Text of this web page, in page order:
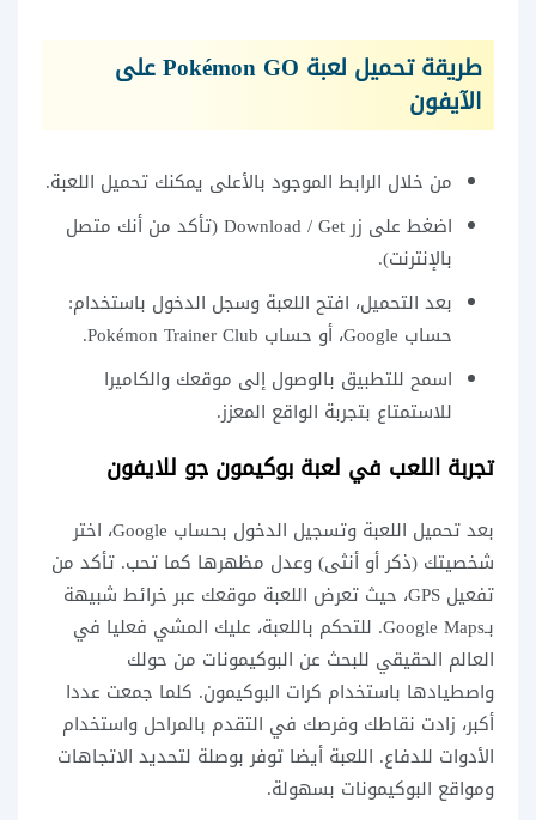
طريقة تحميل لعبة Pokémon GO على
الآيفون
من خلال الرابط الموجود بالأعلى يمكنك تحميل اللعبة.
اضغط على زر Download / Get (تأكد من أنك متصل
بالإنترنت).
بعد التحميل، افتح اللعبة وسجل الدخول باستخدام:
حساب Google، أو حساب Pokémon Trainer Club.
اسمح للتطبيق بالوصول إلى موقعك والكاميرا
للاستمتاع بتجربة الواقع المعزز.
تجربة اللعب في لعبة بوكيمون جو للايفون
بعد تحميل اللعبة وتسجيل الدخول بحساب Google، اختر
شخصيتك (ذكر أو أنثى) وعدل مظهرها كما تحب. تأكد من
تفعيل GPS، حيث تعرض اللعبة موقعك عبر خرائط شبيهة
بـGoogle Maps. للتحكم باللعبة، عليك المشي فعليا في
العالم الحقيقي للبحث عن البوكيمونات من حولك
واصطيادها باستخدام كرات البوكيمون. كلما جمعت عددا
أكبر، زادت نقاطك وفرصك في التقدم بالمراحل واستخدام
الأدوات للدفاع. اللعبة أيضا توفر بوصلة لتحديد الاتجاهات
ومواقع البوكيمونات بسهولة.